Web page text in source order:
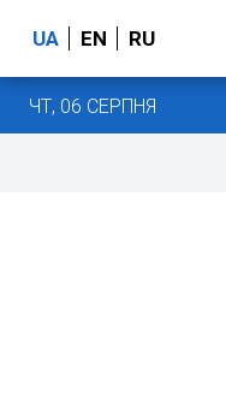
UA EN RU
ЧТ, 06 СЕРПНЯ